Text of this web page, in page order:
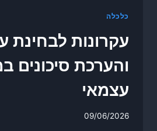
כלכלה
עקרונות לבחינת
והערכת סיכונים
עצמאי
09/06/2026